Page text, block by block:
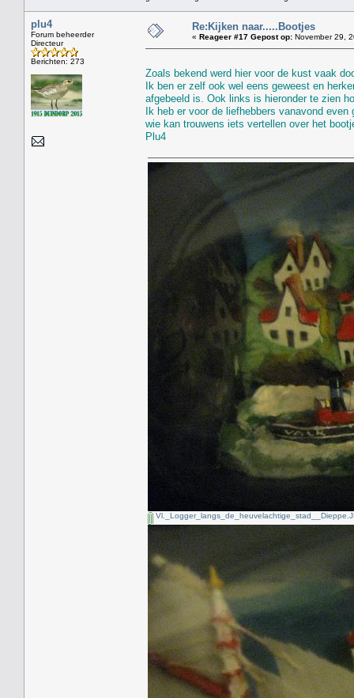
plu4
Forum beheerder
Directeur
Berichten: 273
Re:Kijken naar.....Bootjes
« Reageer #17 Gepost op: November 29,
Zoals bekend werd hier voor de kust vaak
Ik ben er zelf ook wel eens geweest en
afgebeeld is. Ook links is hieronder te zien
Ik heb er voor de liefhebbers vanavond
wie kan trouwens iets vertellen over het
Plu4